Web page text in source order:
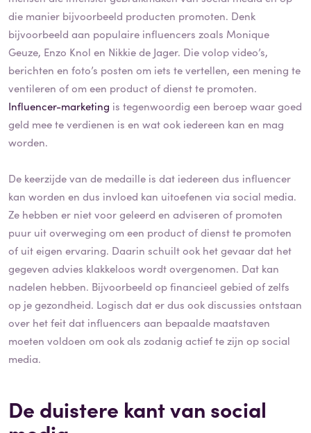
die manier bijvoorbeeld producten promoten. Denk
bijvoorbeeld aan populaire influencers zoals Monique
Geuze, Enzo Knol en Nikkie de Jager. Die volop video’s,
berichten en foto’s posten om iets te vertellen, een mening te
ventileren of om een product of dienst te promoten.
Influencer-marketing is tegenwoordig een beroep waar goed
geld mee te verdienen is en wat ook iedereen kan en mag
worden.
De keerzijde van de medaille is dat iedereen dus influencer
kan worden en dus invloed kan uitoefenen via social media.
Ze hebben er niet voor geleerd en adviseren of promoten
puur uit overweging om een product of dienst te promoten
of uit eigen ervaring. Daarin schuilt ook het gevaar dat het
gegeven advies klakkeloos wordt overgenomen. Dat kan
nadelen hebben. Bijvoorbeeld op financieel gebied of zelfs
op je gezondheid. Logisch dat er dus ook discussies ontstaan
over het feit dat influencers aan bepaalde maatstaven
moeten voldoen om ook als zodanig actief te zijn op social
media.
De duistere kant van social